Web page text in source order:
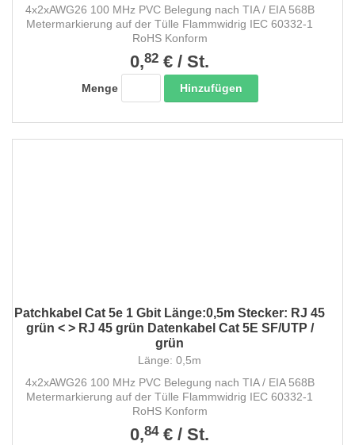
4x2xAWG26 100 MHz PVC Belegung nach TIA / EIA 568B
Metermarkierung auf der Tülle Flammwidrig IEC 60332-1
RoHS Konform
0,82 € / St.
Menge Hinzufügen
Patchkabel Cat 5e 1 Gbit Länge:0,5m Stecker: RJ 45
grün < > RJ 45 grün Datenkabel Cat 5E SF/UTP /
grün
Länge: 0,5m
4x2xAWG26 100 MHz PVC Belegung nach TIA / EIA 568B
Metermarkierung auf der Tülle Flammwidrig IEC 60332-1
RoHS Konform
0,84€ / St.